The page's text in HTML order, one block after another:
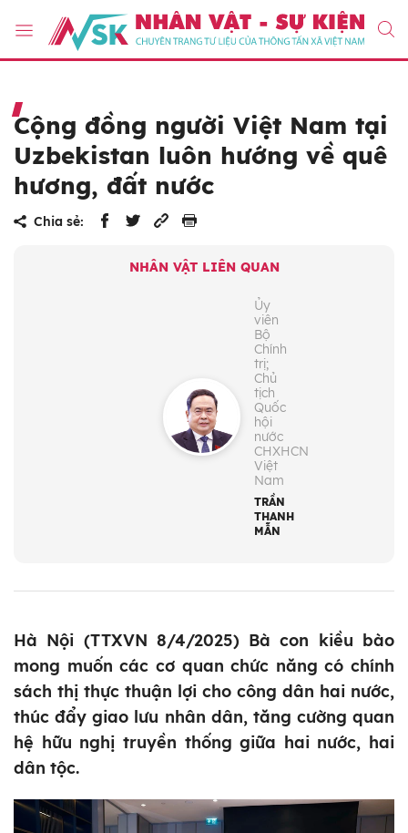
Cộng đồng người Việt Nam tại
Uzbekistan luôn hướng về quê
hương, đất nước
Chia sẻ:
NHÂN VẬT LIÊN QUAN
Ủy
viên
Bộ
Chính
trị;
Chủ
tịch
Quốc
hội
nước
CHXHCN
Việt
Nam
TRẦN
THANH
MẪN
Hà Nội (TTXVN 8/4/2025) Bà con kiều bào
mong muốn các cơ quan chức năng có chính
sách thị thực thuận lợi cho công dân hai nước,
thúc đẩy giao lưu nhân dân, tăng cường quan
hệ hữu nghị truyền thống giữa hai nước, hai
dân tộc.